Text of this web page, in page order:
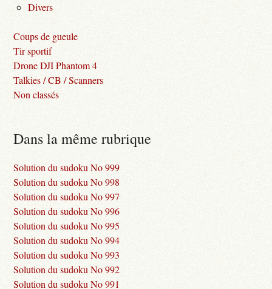
Divers
Coups de gueule
Tir sportif
Drone DJI Phantom 4
Talkies / CB / Scanners
Non classés
Dans la même rubrique
Solution du sudoku No 999
Solution du sudoku No 998
Solution du sudoku No 997
Solution du sudoku No 996
Solution du sudoku No 995
Solution du sudoku No 994
Solution du sudoku No 993
Solution du sudoku No 992
Solution du sudoku No 991